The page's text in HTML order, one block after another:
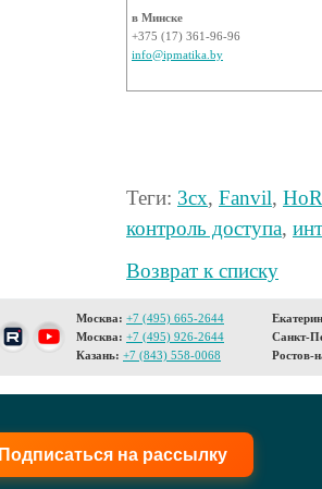
в Минске
+375 (17) 361-96-96
info@ipmatika.by
Теги: 3cx, Fanvil,
контроль доступа,
Возврат к списку
Москва: +7 (495) 665-2644
Москва: +7 (495) 926-2644
Казань: +7 (843) 558-0068
Санкт-
Ростов-
Подписаться на рассылку